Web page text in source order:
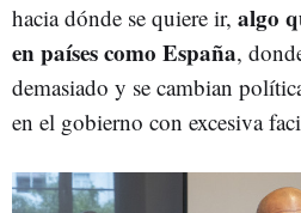
hacia dónde se quiere ir, algo
en países como España,
demasiado y se cambian
en el gobierno con excesiva